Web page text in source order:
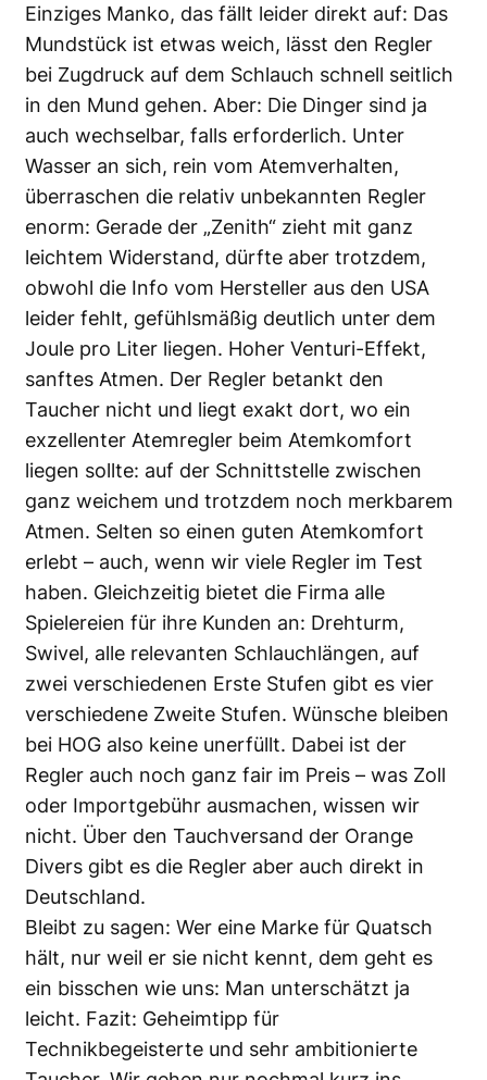
Einziges Manko, das fällt leider direkt auf: Das
Mundstück ist etwas weich, lässt den Regler
bei Zugdruck auf dem Schlauch schnell seitlich
in den Mund gehen. Aber: Die Dinger sind ja
auch wechselbar, falls erforderlich. Unter
Wasser an sich, rein vom Atemverhalten,
überraschen die relativ unbekannten Regler
enorm: Gerade der „Zenith“ zieht mit ganz
leichtem Widerstand, dürfte aber trotzdem,
obwohl die Info vom Hersteller aus den USA
leider fehlt, gefühlsmäßig deutlich unter dem
Joule pro Liter liegen. Hoher Venturi-Effekt,
sanftes Atmen. Der Regler betankt den
Taucher nicht und liegt exakt dort, wo ein
exzellenter Atemregler beim Atemkomfort
liegen sollte: auf der Schnittstelle zwischen
ganz weichem und trotzdem noch merkbarem
Atmen. Selten so einen guten Atemkomfort
erlebt – auch, wenn wir viele Regler im Test
haben. Gleichzeitig bietet die Firma alle
Spielereien für ihre Kunden an: Drehturm,
Swivel, alle relevanten Schlauchlängen, auf
zwei verschiedenen Erste Stufen gibt es vier
verschiedene Zweite Stufen. Wünsche bleiben
bei HOG also keine unerfüllt. Dabei ist der
Regler auch noch ganz fair im Preis – was Zoll
oder Importgebühr ausmachen, wissen wir
nicht. Über den Tauchversand der Orange
Divers gibt es die Regler aber auch direkt in
Deutschland.
Bleibt zu sagen: Wer eine Marke für Quatsch
hält, nur weil er sie nicht kennt, dem geht es
ein bisschen wie uns: Man unterschätzt ja
leicht. Fazit: Geheimtipp für
Technikbegeisterte und sehr ambitionierte